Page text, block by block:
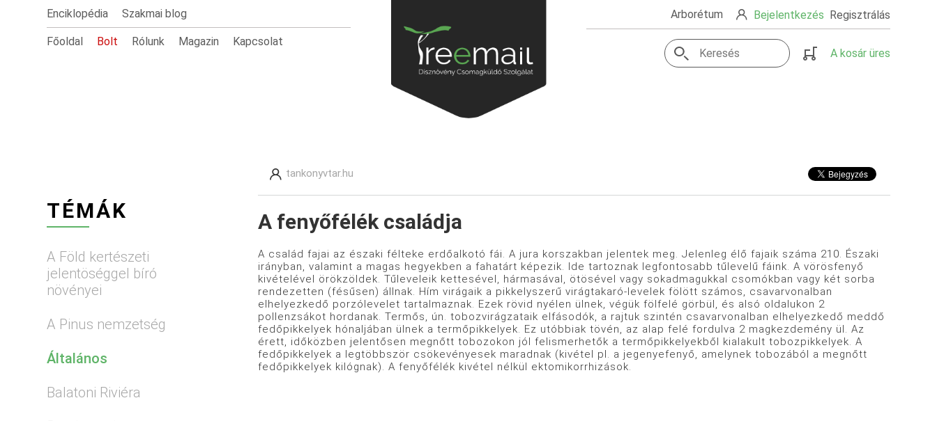
Enciklopédia Szakmai blog
Főoldal Bolt Rólunk Magazin Kapcsolat
Arborétum Bejelentkezés Regisztrálás
A kosár üres
TÉMÁK
A Föld kertészeti
jelentöséggel bíró
növényei
A Pinus nemzetség
Általános
Balatoni Riviéra
tankonyvtar.hu
A fenyőfélék családja
A család fajai az északi félteke erdőalkotó fái. A jura korszakban jelentek meg. Jelenleg élő fajaik száma 210. Északi
irányban, valamint a magas hegyekben a fahatárt képezik. Ide tartoznak legfontosabb tűlevelű fáink. A vörösfenyő
kivételével örökzöldek. Tűleveleik kettesével, hármasával, ötösével vagy sokadmagukkal csomókban vagy két sorba
rendezetten (fésűsen) állnak. Hím virágaik a pikkelyszerű virágtakaró-levelek fölött számos, csavarvonalban
elhelyezkedő porzólevelet tartalmaznak. Ezek rövid nyélen ülnek, végük fölfelé görbül, és alsó oldalukon 2
pollenzsákot hordanak. Termős, ún. tobozvirágzataik elfásodók, a rajtuk szintén csavarvonalban elhelyezkedő meddő
fedőpikkelyek hónaljában ülnek a termőpikkelyek. Ez utóbbiak tövén, az alap felé fordulva 2 magkezdemény ül. Az
érett, időközben jelentősen megnőtt tobozokon jól felismerhetők a termőpikkelyekből kialakult tobozpikkelyek. A
fedőpikkelyek a legtöbbször csökevényesek maradnak (kivétel pl. a jegenyefenyő, amelynek tobozából a megnőtt
fedőpikkelyek kilógnak). A fenyőfélék kivétel nélkül ektomikorrhizások.